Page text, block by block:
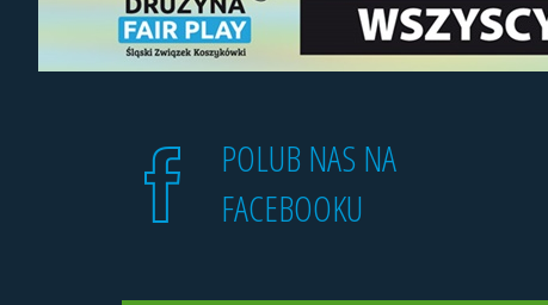
POLUB NAS NA
FACEBOOKU